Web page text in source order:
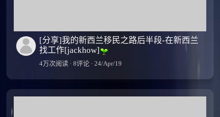
[分享]我的新西兰移民之路后半段-在新西兰
找工作[jackhow]
4万次阅读 · 8评论 · 24/Apr/19